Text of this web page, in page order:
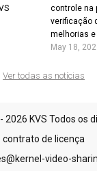
controle na
verificação
melhorias
May 18,
Ver todas as notícias
2026 KVS Todos os
contrato de licença
video-